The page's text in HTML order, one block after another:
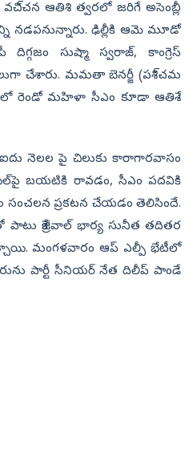
ఆతిశి త్వరలో జరిగే అసెంబ్లీ
నడపనున్నారు. ఢిల్లీకి ఆమె మూడో
సుష్మా స్వరాజ్, కాంగ్రెస్‌
చేశారు. మమతా బెనర్జీ (పశి్చమ
రెండో మహిళా సీఎం కూడా ఆతిశే
ఐదు నెలల పై చిలుకు కారాగారవాసం
బయటికి రావడం, సీఎం పదవికి
ప్రకటన చేయడం తెలిసిందే.
కేజ్రీవాల్‌ భార్య సునీత తదితర
మంగళవారం ఆప్‌ ఎల్పీ భేటీలో
పార్టీ సీనియర్‌ నేత దిలీప్‌ పాండే